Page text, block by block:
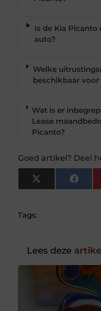
Is de Kia
auto?
Welke
beschikbaar voor
Wat is er
Lease
Picanto?
Goed artikel? Deel
X
(Twitter)
Tags:
Lees deze